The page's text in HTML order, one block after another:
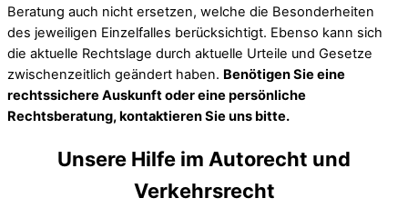
Beratung auch nicht ersetzen, welche die Besonderheiten
des jeweiligen Einzelfalles berücksichtigt. Ebenso kann sich
die aktuelle Rechtslage durch aktuelle Urteile und Gesetze
zwischenzeitlich geändert haben. Benötigen Sie eine
rechtssichere Auskunft oder eine persönliche
Rechtsberatung, kontaktieren Sie uns bitte.
Unsere Hilfe im Autorecht und
Verkehrsrecht